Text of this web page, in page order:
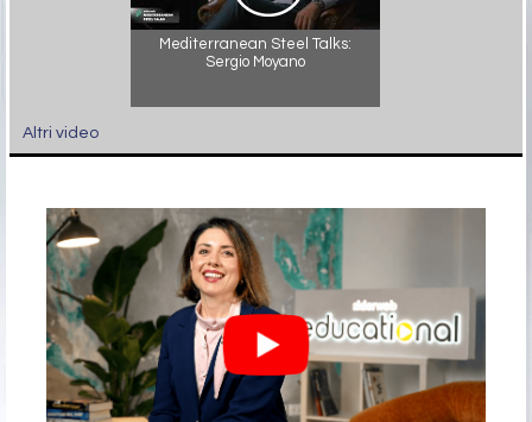
Mediterranean Steel Talks:
Sergio Moyano
Altri video